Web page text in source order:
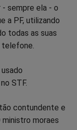
- sempre ela - o
a PF, utilizando
todas as suas
STF.
contundente e
ministro moraes